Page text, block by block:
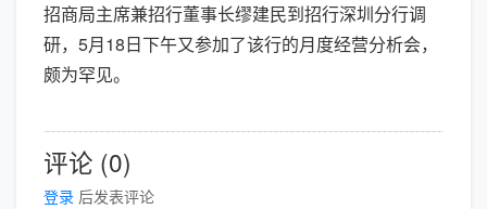
招商局主席兼招行董事长缪建民到招行深圳分行调
研，5月18日下午又参加了该行的月度经营分析会，
颇为罕见。
评论 (0)
登录 后发表评论